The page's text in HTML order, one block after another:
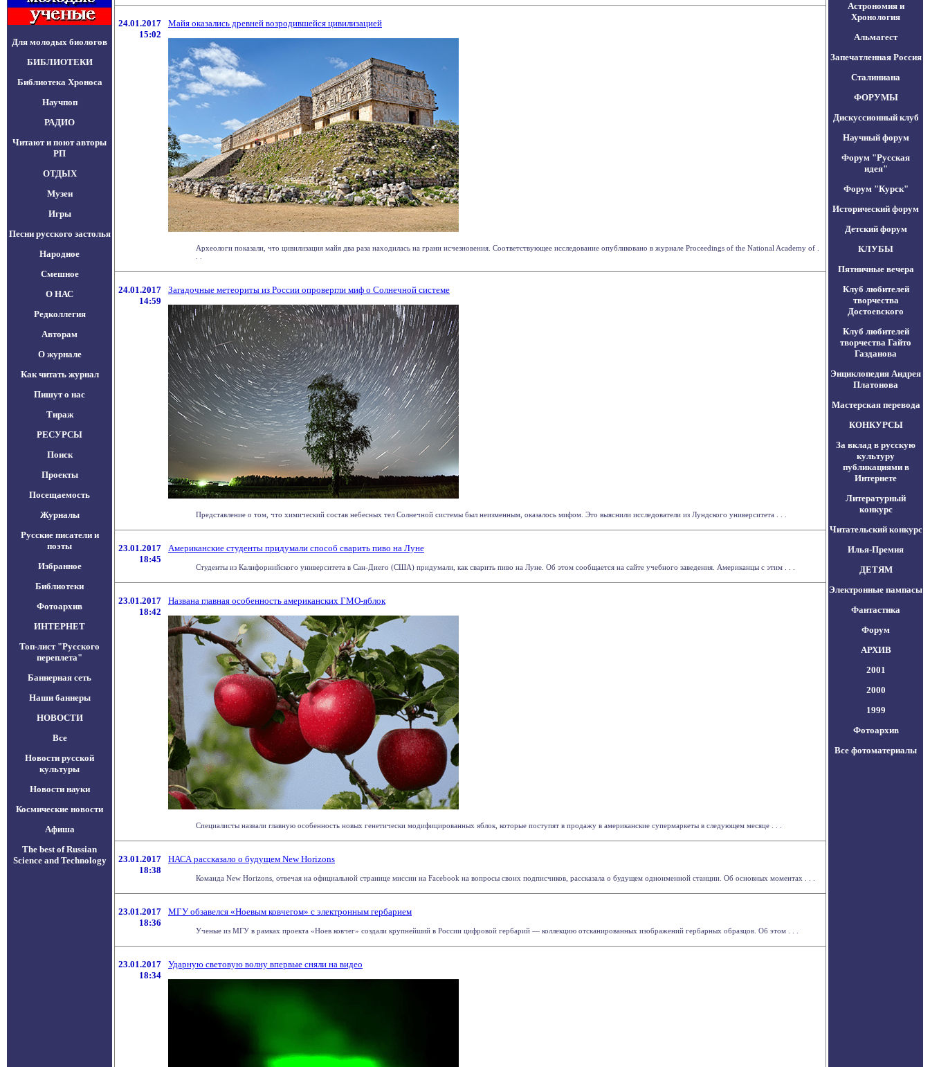
Для молодых биологов
БИБЛИОТЕКИ
Библиотека Хроноса
Научпоп
РАДИО
Читают и поют авторы
РП
ОТДЫХ
Музеи
Игры
Песни русского застолья
Народное
Смешное
О НАС
Редколлегия
Авторам
О журнале
Как читать журнал
Пишут о нас
Тираж
РЕСУРСЫ
Поиск
Проекты
Посещаемость
Журналы
Русские писатели и
поэты
Избранное
Библиотеки
Фотоархив
ИНТЕРНЕТ
Топ-лист "Русского
переплета"
Баннерная сеть
Наши баннеры
НОВОСТИ
Все
Новости русской
культуры
Новости науки
Космические новости
Афиша
The best of Russian
Science and Technology
24.01.2017
15:02
Майя оказались древней возродившейся цивилизацией
Археологи показали, что цивилизация майя два раза находилась на грани исчезновения. Соответствующее исследование опубликовано в журнале Proceedings of the National Academy of .
24.01.2017
14:59
Загадочные метеориты из России опровергли миф о Солнечной системе
Представление о том, что химический состав небесных тел Солнечной системы был неизменным, оказалось мифом. Это выяснили исследователи из Лундского университета . . .
23.01.2017
18:45
Американские студенты придумали способ сварить пиво на Луне
Студенты из Калифорнийского университета в Сан-Диего (США) придумали, как сварить пиво на Луне. Об этом сообщается на сайте учебного заведения. Американцы с этим . . .
23.01.2017
18:42
Названа главная особенность американских ГМО-яблок
Специалисты назвали главную особенность новых генетически модифицированных яблок, которые поступят в продажу в американские супермаркеты в следующем месяце . . .
23.01.2017
18:38
НАСА рассказало о будущем New Horizons
Команда New Horizons, отвечая на официальной странице миссии на Facebook на вопросы своих подписчиков, рассказала о будущем одноименной станции. Об основных моментах . . .
23.01.2017
18:36
МГУ обзавелся «Ноевым ковчегом» с электронным гербарием
Ученые из МГУ в рамках проекта «Ноев ковчег» создали крупнейший в России цифровой гербарий — коллекцию отсканированных изображений гербарных образцов. Об этом . . .
23.01.2017
18:34
Ударную световую волну впервые сняли на видео
Астрономия и
Хронология
Альмагест
Запечатленная Россия
Сталиниана
ФОРУМЫ
Дискуссионный клуб
Научный форум
Форум "Русская
идея"
Форум "Курск"
Исторический форум
Детский форум
КЛУБЫ
Пятничные вечера
Клуб любителей
творчества
Достоевского
Клуб любителей
творчества Гайто
Газданова
Энциклопедия Андрея
Платонова
Мастерская перевода
КОНКУРСЫ
За вклад в русскую
культуру
публикациями в
Интернете
Литературный
конкурс
Читательский конкурс
Илья-Премия
ДЕТЯМ
Электронные пампасы
Фантастика
Форум
АРХИВ
2001
2000
1999
Фотоархив
Все фотоматериалы